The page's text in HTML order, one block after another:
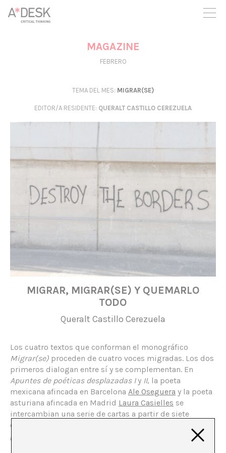
crees también en A*DESK seguimos necesitándote para poder
seguir adelante. Ahora puedes participar del proyecto y
apoyarlo.
MAGAZINE
FEBRERO
TEMA DEL MES: MIGRAR(SE)
EDITOR/A RESIDENTE: QUERALT CASTILLO CEREZUELA
MIGRAR, MIGRAR(SE) Y QUEMARLO
TODO
Queralt Castillo Cerezuela
Los cuatro textos que conforman el monográfico
Migrar(se) proceden de cuatro voces migradas. Los dos
primeros dialogan entre sí y se complementan. En
Apuntes de poéticas desplazadas Iy II, la poeta
mexicana afincada en Barcelona Ale Oseguera y la poeta
asturiana afincada en Madrid Laura Casielles se
intercambian una serie de cartas a partir de siete
conceptos relacionados con el acto de migrar. Un
glosario de alto voltaje que da qué pensar.